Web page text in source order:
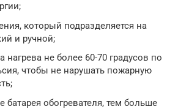
который подразделяется на
и ручной;
нагрева не более 60-70 градусов по
чтобы не нарушать пожарную
обогревателя, тем больше